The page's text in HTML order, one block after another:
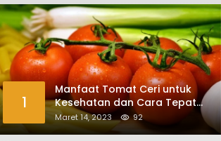
1
Manfaat Tomat Ceri untuk
Kesehatan dan Cara Tepat
Mengonsumsinya
Maret 14, 2023 92